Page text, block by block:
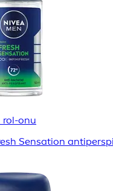
rol-onu
Sensation